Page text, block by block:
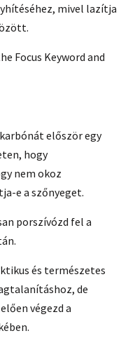
mivel lazítja
Focus Keyword and
először egy
hogy
nem okoz
e a szőnyeget.
porszívózd fel a
és természetes
de
végezd a